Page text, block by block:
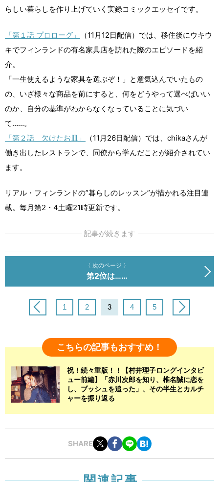
らしい暮らしを作り上げていく実録コミックエッセイです。
「第１話 プロローグ」
（11月12日配信）では、移住後にウキウ
キでフィンランドの有名家具店を訪れた際のエピソードを紹
介。
「一生使えるような家具を選ぶぞ！」と意気込んでいたもの
の、いざ様々な商品を前にすると、何をどうやって選べばいい
のか、自分の基準がわからなくなっていることに気づい
て……。
「第２話 欠けたお皿」
（11月26日配信）では、chikaさんが
働き出したレストランで、同僚から学んだことが紹介されてい
ます。
リアル・フィンランドの”暮らしのレッスン”が描かれる注目連
載。毎月第2・4土曜21時更新です。
記事が続きます
〈 次のページ 〉
第2位は……
1 2 3 4 5
こちらの記事もおすすめ！
祝！続々重版！！【村井理子ロングインタビ
ュー前編】「赤川次郎を知り、椎名誠に恋を
し、ブッシュを追った」、その半生とカルチ
ャーを振り返る
SHARE